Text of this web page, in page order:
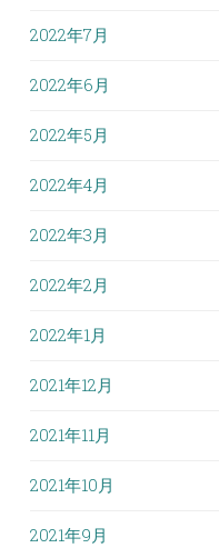
2022年7月
2022年6月
2022年5月
2022年4月
2022年3月
2022年2月
2022年1月
2021年12月
2021年11月
2021年10月
2021年9月